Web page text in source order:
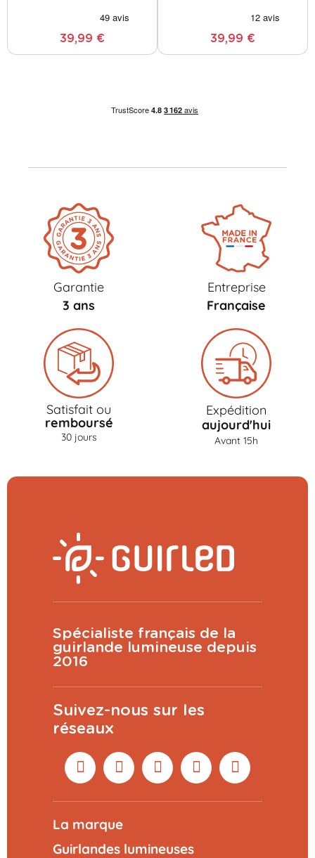
39,99 € 39,99 €
Garantie
3 ans
Entreprise
Française
Satisfait ou
remboursé
30 jours
Expédition
aujourd'hui
Avant 15h
Spécialiste français de la
guirlande lumineuse depuis
2016
Suivez-nous sur les
réseaux
La marque
Guirlandes lumineuses